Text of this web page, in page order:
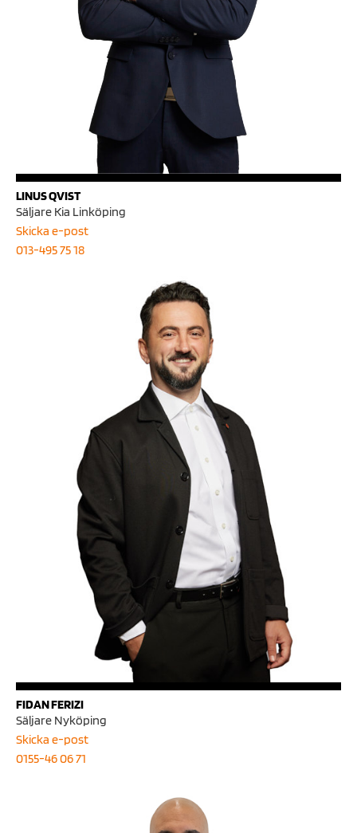
LINUS QVIST
Säljare Kia Linköping
Skicka e-post
013-495 75 18
FIDAN FERIZI
Säljare Nyköping
Skicka e-post
0155-46 06 71